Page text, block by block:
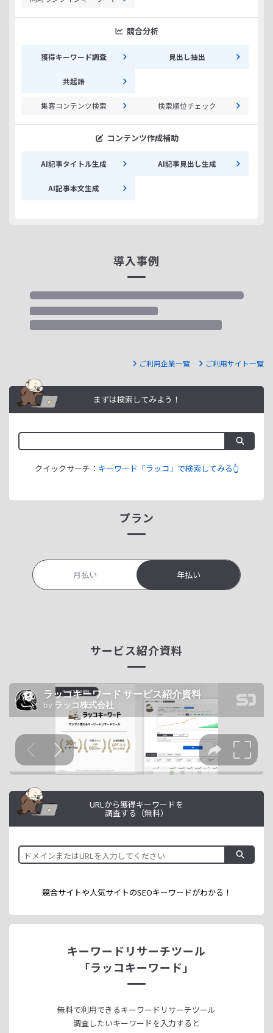
競合分析
獲得キーワード調査 見出し抽出
共起語
集客コンテンツ検索 検索順位チェック
コンテンツ作成補助
AI記事タイトル生成 AI記事見出し生成
AI記事本文生成
導入事例
ご利用企業一覧 ご利用サイト一覧
まずは検索してみよう！
クイックサーチ： キーワード「ラッコ」で検索してみる👆
プラン
月払い 年払い
サービス紹介資料
URLから獲得キーワードを
調査する（無料）
競合サイトや人気サイトのSEOキーワードがわかる！
キーワードリサーチツール
「ラッコキーワード」
無料で利用できるキーワードリサーチツール
調査したいキーワードを入力すると